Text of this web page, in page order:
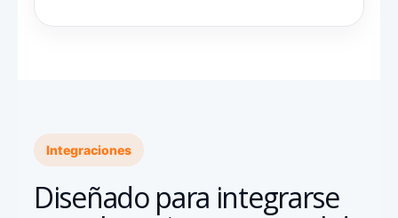
Integraciones
Diseñado para integrarse